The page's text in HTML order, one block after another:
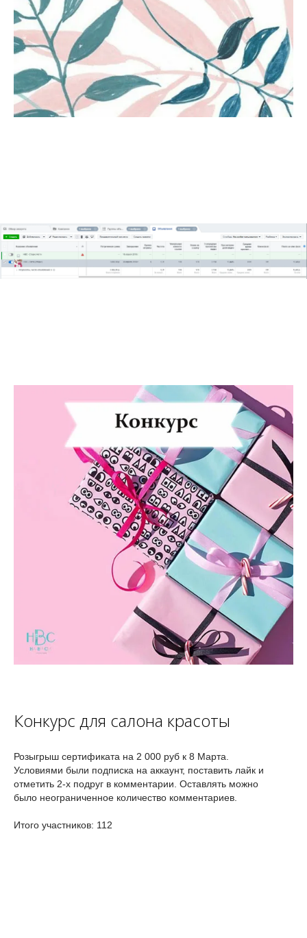
Конкурс для салона красоты
Розыгрыш сертификата на 2 000 руб к 8 Марта.
Условиями были подписка на аккаунт, поставить лайк и
отметить 2-х подруг в комментарии. Оставлять можно
было неограниченное количество комментариев.
Итого участников: 112